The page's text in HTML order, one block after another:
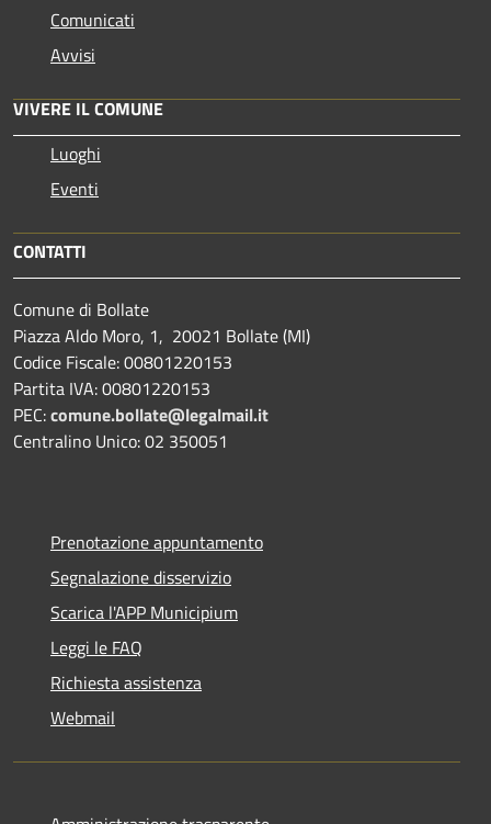
Comunicati
Avvisi
VIVERE IL COMUNE
Luoghi
Eventi
CONTATTI
Comune di Bollate
Piazza Aldo Moro, 1, 20021 Bollate (MI)
Codice Fiscale: 00801220153
Partita IVA: 00801220153
PEC:comune.bollate@legalmail.it
Centralino Unico: 02 350051
Prenotazione appuntamento
Segnalazione disservizio
Scarica l'APP Municipium
Leggi le FAQ
Richiesta assistenza
Webmail